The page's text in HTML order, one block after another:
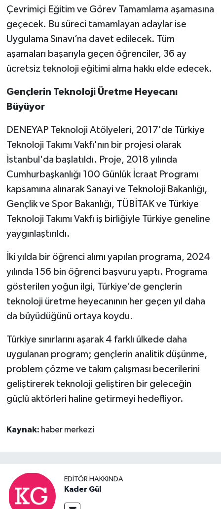
Çevrimiçi Eğitim ve Görev Tamamlama aşamasına
geçecek. Bu süreci tamamlayan adaylar ise
Uygulama Sınavı’na davet edilecek. Tüm
aşamaları başarıyla geçen öğrenciler, 36 ay
ücretsiz teknoloji eğitimi alma hakkı elde edecek.
Gençlerin Teknoloji Üretme Heyecanı
Büyüyor
DENEYAP Teknoloji Atölyeleri, 2017'de Türkiye
Teknoloji Takımı Vakfı'nın bir projesi olarak
İstanbul'da başlatıldı. Proje, 2018 yılında
Cumhurbaşkanlığı 100 Günlük İcraat Programı
kapsamına alınarak Sanayi ve Teknoloji Bakanlığı,
Gençlik ve Spor Bakanlığı, TÜBİTAK ve Türkiye
Teknoloji Takımı Vakfı iş birliğiyle Türkiye geneline
yaygınlaştırıldı.
İki yılda bir öğrenci alımı yapılan programa, 2024
yılında 156 bin öğrenci başvuru yaptı. Programa
gösterilen yoğun ilgi, Türkiye’de gençlerin
teknoloji üretme heyecanının her geçen yıl daha
da büyüdüğünü ortaya koydu.
Türkiye sınırlarını aşarak 4 farklı ülkede daha
uygulanan program; gençlerin analitik düşünme,
problem çözme ve takım çalışması becerilerini
geliştirerek teknoloji geliştiren bir geleceğin
güçlü aktörleri haline getirmeyi hedefliyor.
Kaynak: haber merkezi
EDITÖR HAKKINDA
Kader Gül